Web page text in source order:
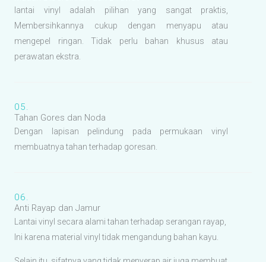
lantai vinyl adalah pilihan yang sangat praktis,
Membersihkannya cukup dengan menyapu atau
mengepel ringan. Tidak perlu bahan khusus atau
perawatan ekstra.
05.
Tahan Gores dan Noda
Dengan lapisan pelindung pada permukaan vinyl
membuatnya tahan terhadap goresan.
06.
Anti Rayap dan Jamur
Lantai vinyl secara alami tahan terhadap serangan rayap,
Ini karena material vinyl tidak mengandung bahan kayu.